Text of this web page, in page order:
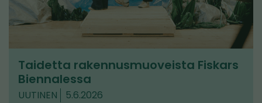
Taidetta rakennusmuoveista Fiskars
Biennalessa
UUTINEN 5.6.2026